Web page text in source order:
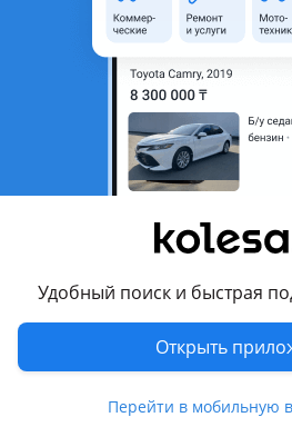
Удобный поиск и быстрая
Открыть
Перейти в мобильную
Объем двигателя, л
Пробег
Руль
Цвет
Растаможен в Казахстане
Нет